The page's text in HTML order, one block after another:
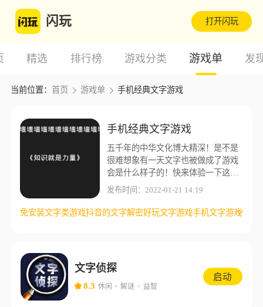
闪玩 打开闪玩
精选 排行榜 游戏分类 游戏单 发
当前位置： 首页 游戏单 手机经典文字游戏
手机经典文字游戏
五千年的中华文化博大精深！是不是
很难想象有一天文字也被做成了游戏
会是什么样子的！快来体验一下这些
游戏吧！
发布时间：2022-01-21 14:19
免安装文字类游戏抖音的文字解密好玩文字游戏手机文字游戏
文字侦探
8.3 休闲 解谜 益智
启动